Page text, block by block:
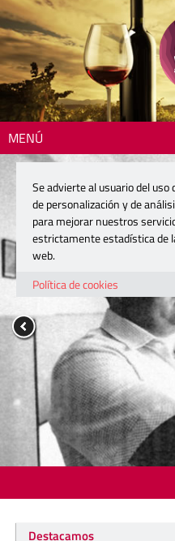
MENÚ
Destacamos
Se advierte al usuario del
de personalización y de
para mejorar nuestros
estrictamente estadística de
web.
Política de cookies